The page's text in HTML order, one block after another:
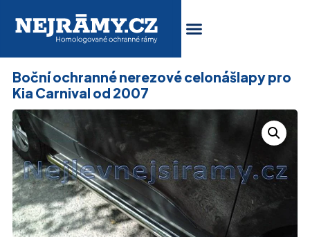
Boční ochranné nerezové celonášlapy pro
Kia Carnival od 2007